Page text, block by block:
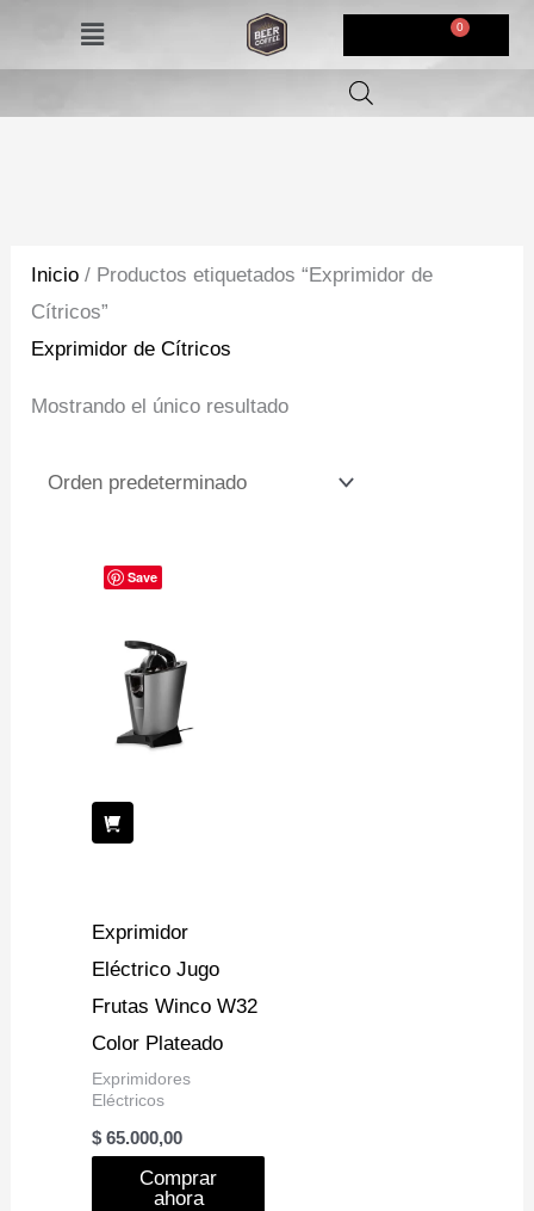
Menú
Inicio / Productos etiquetados “Exprimidor de
Cítricos”
Exprimidor de Cítricos
Mostrando el único resultado
Save
Exprimidor
Eléctrico Jugo
Frutas Winco W32
Color Plateado
Exprimidores
Eléctricos
$ 65.000,00
Comprar
ahora